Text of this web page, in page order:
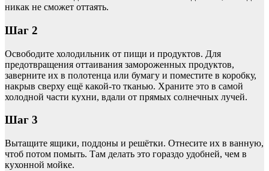
никак не сможет оттаять.
Шаг 2
Освободите холодильник от пищи и продуктов. Для
предотвращения оттаивания замороженных продуктов,
заверните их в полотенца или бумагу и поместите в коробку,
накрыв сверху ещё какой-то тканью. Храните это в самой
холодной части кухни, вдали от прямых солнечных лучей.
Шаг 3
Вытащите ящики, поддоны и решётки. Отнесите их в ванную,
чтоб потом помыть. Там делать это гораздо удобней, чем в
кухонной мойке.